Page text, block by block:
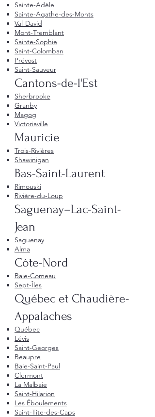
Sainte-Adèle
Sainte-Agathe-des-Monts
Val-David
Mont-Tremblant
Sainte-Sophie
Saint-Colomban
Prévost
Saint-Sauveur
Cantons-de-l'Est
Sherbrooke
Granby
Magog
Victoriaville
Mauricie
Trois-Rivières
Shawinigan
Bas-Saint-Laurent
Rimouski
Rivière-du-Loup
Saguenay–Lac-Saint-
Jean
Saguenay
Alma
Côte-Nord
Baie-Comeau
Sept-Îles
Québec et Chaudière-
Appalaches
Québec
Lévis
Saint-Georges
Beaupre
Baie-Saint-Paul
Clermont
La Malbaie
Saint-Hilarion
Les Éboulements
Saint-Tite-des-Caps